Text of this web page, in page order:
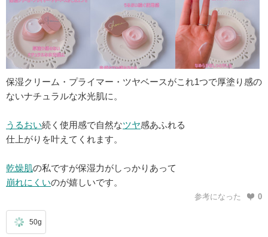
保湿クリーム・プライマー・ツヤベースがこれ1つで厚塗り感の
ないナチュラルな水光肌に。
うるおい続く使用感で自然なツヤ感あふれる
仕上がりを叶えてくれます。
乾燥肌の私ですが保湿力がしっかりあって
崩れにくいのが嬉しいです。
参考になった 0
50g